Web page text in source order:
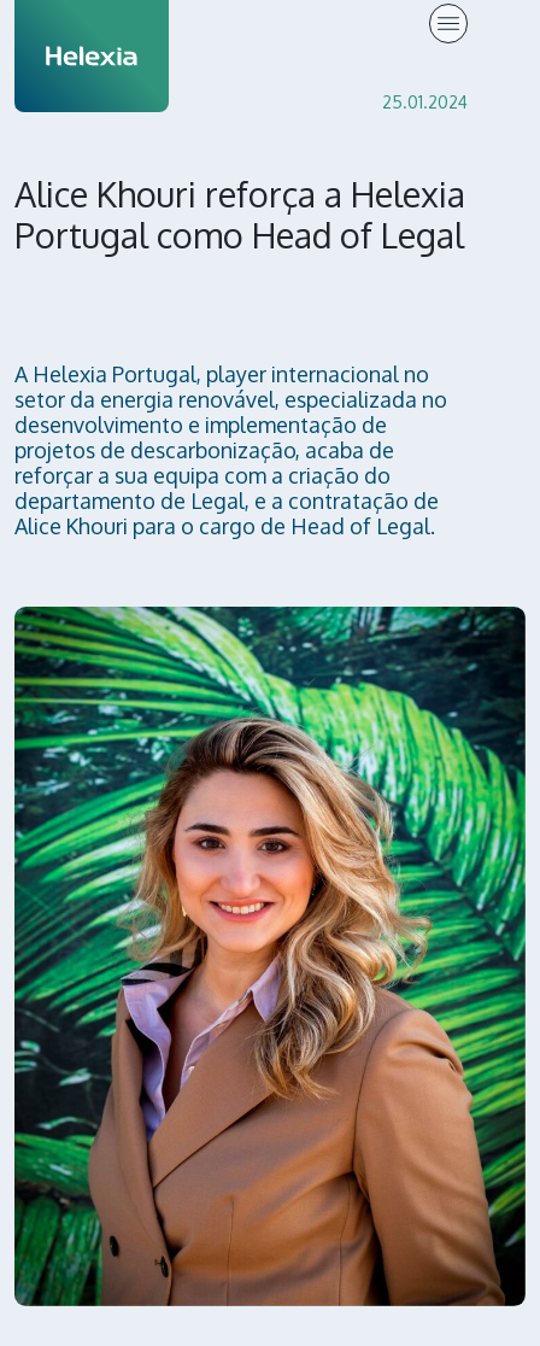
Press Release 25.01.2024
Alice Khouri reforça a Helexia
Portugal como Head of Legal
A Helexia Portugal, player internacional no
setor da energia renovável, especializada no
desenvolvimento e implementação de
projetos de descarbonização, acaba de
reforçar a sua equipa com a criação do
departamento de Legal, e a contratação de
Alice Khouri para o cargo de Head of Legal.